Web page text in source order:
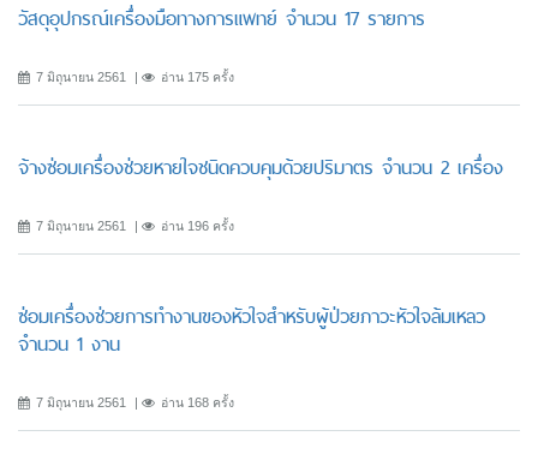
วัสดุอุปกรณ์เครื่องมือทางการแพทย์ จำนวน 17 รายการ
7 มิถุนายน 2561 อ่าน 175 ครั้ง
จ้างซ่อมเครื่องช่วยหายใจชนิดควบคุมด้วยปริมาตร จำนวน 2 เครื่อง
7 มิถุนายน 2561 อ่าน 196 ครั้ง
ซ่อมเครื่องช่วยการทำงานของหัวใจสำหรับผู้ป่วยภาวะหัวใจล้มเหลว
จำนวน 1 งาน
7 มิถุนายน 2561 อ่าน 168 ครั้ง